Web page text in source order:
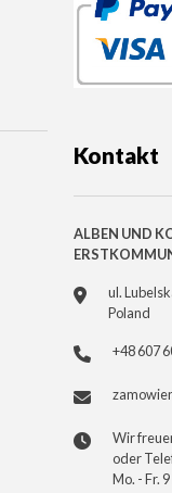
Kontakt
ALBEN UND
ul.
Poland
+48 607
Wir
oder
Mo. - Fr.